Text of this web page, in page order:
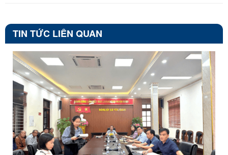
TIN TỨC LIÊN QUAN